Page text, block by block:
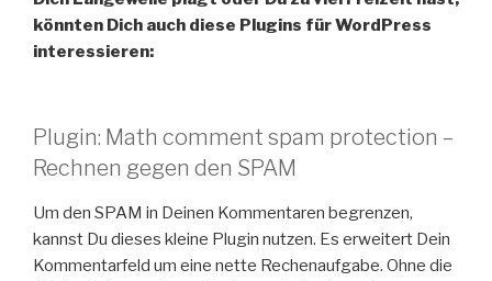
könnten Dich auch diese Plugins für WordPress
interessieren:
Plugin: Math comment spam protection –
Rechnen gegen den SPAM
Um den SPAM in Deinen Kommentaren begrenzen,
kannst Du dieses kleine Plugin nutzen. Es erweitert Dein
Kommentarfeld um eine nette Rechenaufgabe. Ohne die